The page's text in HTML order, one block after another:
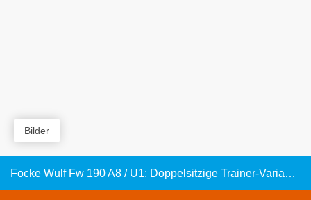
Bilder
Focke Wulf Fw 190 A8 / U1: Doppelsitzige Trainer-Variante des deutschen Jagdflugzeugs